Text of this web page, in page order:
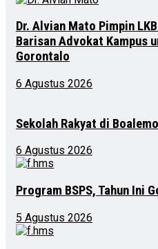
Dr. Alvian Mato Pimpin
Barisan Advokat Kampus
Gorontalo
6 Agustus 2026
Sekolah Rakyat di
6 Agustus 2026
Program BSPS, Tahun Ini
5 Agustus 2026